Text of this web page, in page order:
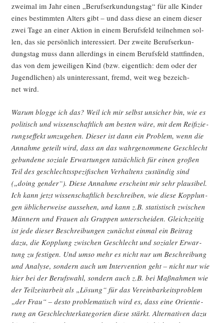
zwei­mal im Jahr einen „Berufs­er­kun­dungs­tag“ für alle Kin­der
eines bestimm­ten Alters gibt – und dass die­se an einem die­ser
zwei Tage an einer Akti­on in einem Berufs­feld teil­neh­men sol­
len, das sie per­sön­lich inter­es­siert. Der zwei­te Berufs­er­kun­
dungs­tag muss dann aller­dings in einem Berufs­feld statt­fin­den,
das von dem jewei­li­gen Kind (bzw. eigent­lich: dem oder der
Jugend­li­chen) als unin­ter­es­sant, fremd, weit weg bezeich­
net wird.
War­um blog­ge ich das? Weil ich mir selbst unsi­cher bin, wie es
poli­tisch und wis­sen­schaft­lich am bes­ten wäre, mit dem Rei­fi­zie­
rungs­ef­fekt umzu­ge­hen. Die­ser ist dann ein Pro­blem, wenn die
Annah­me geteilt wird, dass an das wahr­ge­nom­me­ne Geschlecht
gebun­de­ne sozia­le Erwar­tun­gen tat­säch­lich für einen gro­ßen
Teil des geschlechts­spe­zi­fi­schen Ver­hal­tens zustän­dig sind
(„doing gen­der“). Die­se Annah­me erscheint mir sehr plau­si­bel.
Ich kann jetzt wis­sen­schaft­lich beschrei­ben, wie die­se Kopp­lun­
gen übli­cher­wei­se aus­se­hen, und kann z.B. sta­tis­tisch zwi­schen
Män­nern und Frau­en als Grup­pen unter­schei­den. Gleich­zei­tig
ist jede die­ser Beschrei­bun­gen zunächst ein­mal ein Bei­trag
dazu, die Kopp­lung zwi­schen Geschlecht und sozia­ler Erwar­
tung zu fes­ti­gen. Und umso mehr es nicht nur um Beschrei­bung
und Ana­ly­se, son­dern auch um Inter­ven­ti­on geht – nicht nur wie
hier bei der Berufs­wahl, son­dern auch z.B. bei Maß­nah­men wie
der Teil­zeit­ar­beit als „Lösung“ für das Ver­ein­bar­keits­pro­blem
„der Frau“ – des­to pro­ble­ma­tisch wird es, dass eine Ori­en­tie­
rung an Geschlech­ter­ka­te­go­rien die­se stärkt. Alter­na­ti­ven dazu